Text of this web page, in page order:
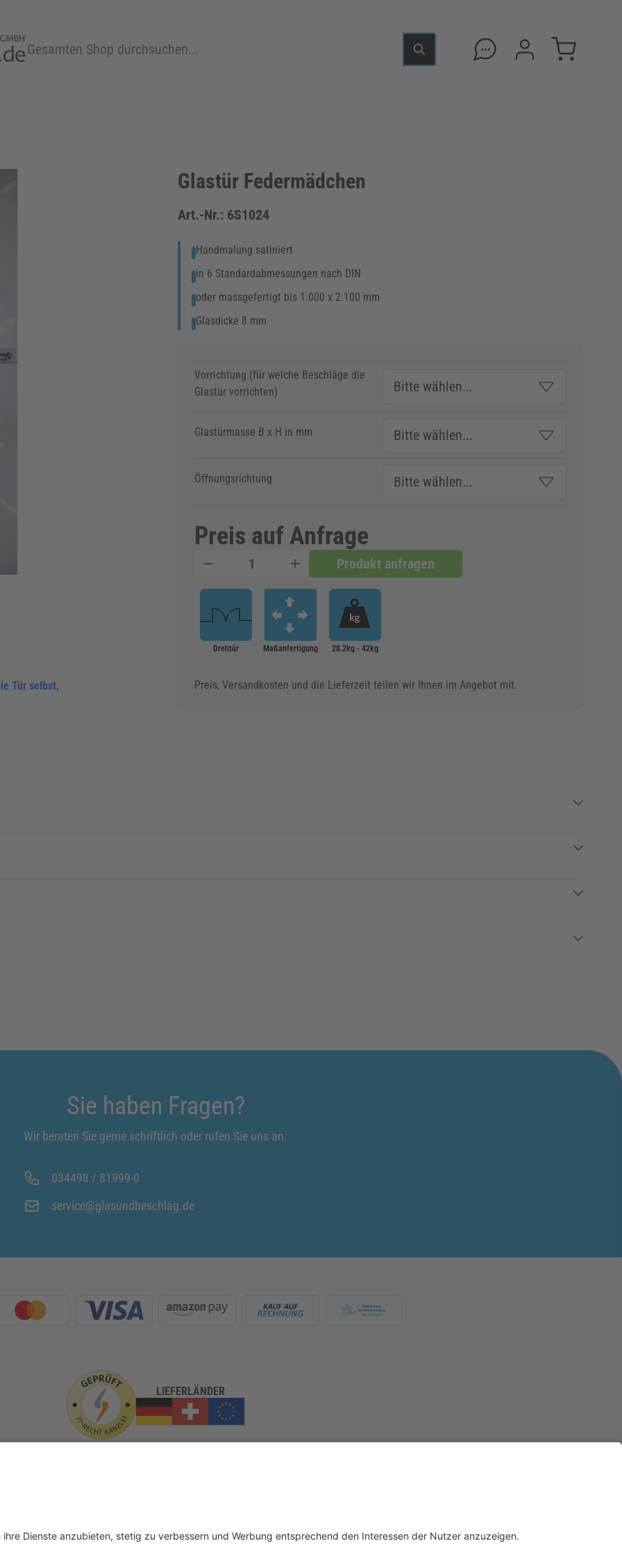
Tür selbst,
Glastür Federmädchen
Art.-Nr.: 6S1024
Handmalung satiniert
in 6 Standardabmessungen nach DIN
oder massgefertigt bis 1.000 x 2.100 mm
Glasdicke 8 mm
Vorrichtung (für welche Beschläge die
Glastür vorrichten)
Glastürmasse B x H in mm
Öffnungsrichtung
Preis auf Anfrage
Produkt anfragen
Drehtür Maßanfertigung 28.2kg - 42kg
Preis, Versandkosten und die Lieferzeit teilen wir Ihnen im Angebot mit.
Sie haben Fragen?
Wir beraten Sie gerne schriftlich oder rufen Sie uns an.
034498 / 81999-0
service@glasundbeschlag.de
LIEFERLÄNDER